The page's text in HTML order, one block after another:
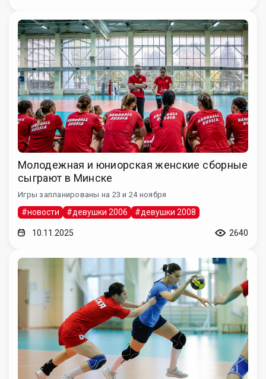
Молодежная и юниорская женские сборные
сыграют в Минске
Игры запланированы на 23 и 24 ноября
#новости #девушки 2006 #девушки 2008
10.11.2025 2640